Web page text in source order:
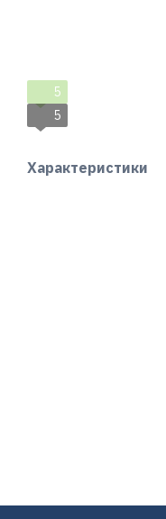
5
5
Характеристики